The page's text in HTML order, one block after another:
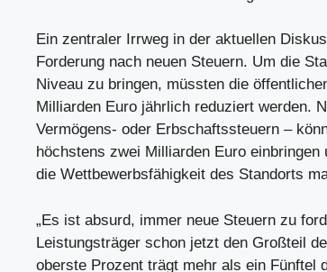
Ein zentraler Irrweg in der aktuellen
Forderung nach neuen Steuern. Um die
Niveau zu bringen, müssten die
Milliarden Euro jährlich reduziert werden.
Vermögens- oder Erbschaftssteuern –
höchstens zwei Milliarden Euro einbringen
die Wettbewerbsfähigkeit des Standorts
„Es ist absurd, immer neue Steuern zu
Leistungsträger schon jetzt den Großteil
oberste Prozent trägt mehr als ein Fünftel